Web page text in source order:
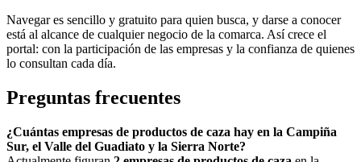
Navegar es sencillo y gratuito para quien busca, y darse a conocer
está al alcance de cualquier negocio de la comarca. Así crece el
portal: con la participación de las empresas y la confianza de quienes
lo consultan cada día.
Preguntas frecuentes
¿Cuántas empresas de productos de caza hay en la Campiña
Sur, el Valle del Guadiato y la Sierra Norte?